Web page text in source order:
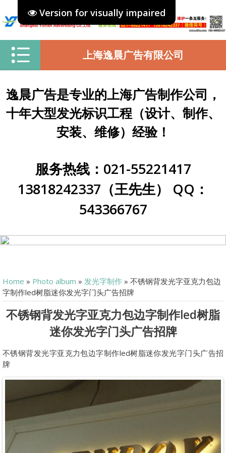
Version for visually impaired
上海逸晨广告有限公司
逸晨广告是专业的上海广告制作公司，
十年大型发光标识工程（设计、制作、
安装、维修）经验！
服务热线：021-55221417
13818242337（王先生） QQ：
543366767
Home » Photo album » 发光字制作 » 不锈钢背发光字亚克力包边
字制作led树脂迷你发光字门头广告招牌
不锈钢背发光字亚克力包边字制作led树脂
迷你发光字门头广告招牌
不锈钢背发光字亚克力包边字制作led树脂迷你发光字门头广告招
牌